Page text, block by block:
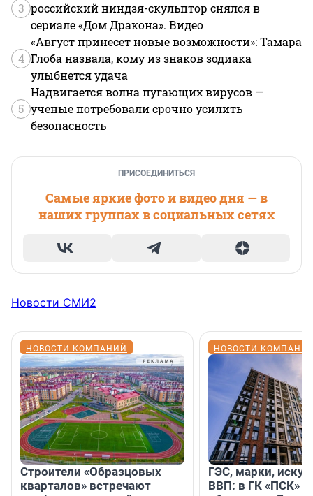
3 российский ниндзя-скульптор снялся в
сериале «Дом Дракона». Видео
4
«Август принесет новые возможности»: Тамара
Глоба назвала, кому из знаков зодиака
улыбнется удача
5
Надвигается волна пугающих вирусов —
ученые потребовали срочно усилить
безопасность
ПРИСОЕДИНИТЬСЯ
Самые яркие фото и видео дня — в
наших группах в социальных сетях
Новости СМИ2
НОВОСТИ КОМПАНИЙ
Строители «Образцовых
кварталов» встречают
НОВОСТИ
ГЭС, марки,
ВВП: в ГК «ПСК»